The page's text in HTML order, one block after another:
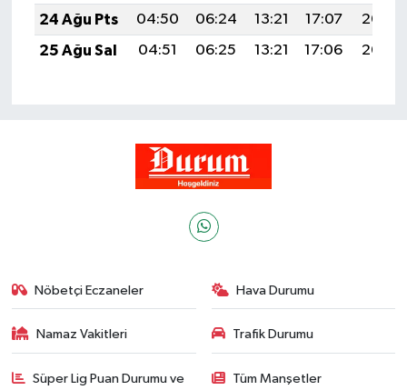
24 Ağu Pts
04:50 06:24 13:21 17:07
20:08
25 Ağu Sal
04:51 06:25 13:21 17:06 20:07
Nöbetçi Eczaneler Hava Durumu
Namaz Vakitleri Trafik Durumu
Süper Lig Puan Durumu ve Tüm Manşetler